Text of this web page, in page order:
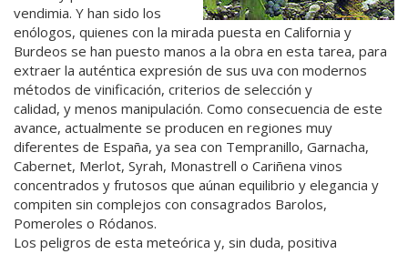
vendimia. Y han sido los
enólogos, quienes con la mirada puesta en California y
Burdeos se han puesto manos a la obra en esta tarea, para
extraer la auténtica expresión de sus uva con modernos
métodos de vinificación, criterios de selección y
calidad, y menos manipulación. Como consecuencia de este
avance, actualmente se producen en regiones muy
diferentes de España, ya sea con Tempranillo, Garnacha,
Cabernet, Merlot, Syrah, Monastrell o Cariñena vinos
concentrados y frutosos que aúnan equilibrio y elegancia y
compiten sin complejos con consagrados Barolos,
Pomeroles o Ródanos.
Los peligros de esta meteórica y, sin duda, positiva